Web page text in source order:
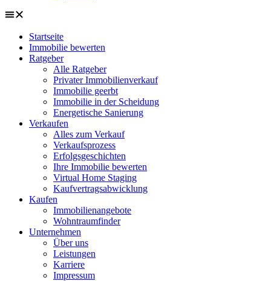
Startseite
Immobilie bewerten
Ratgeber
Alle Ratgeber
Privater Immobilienverkauf
Immobilie geerbt
Immobilie in der Scheidung
Energetische Sanierung
Verkaufen
Alles zum Verkauf
Verkaufsprozess
Erfolgsgeschichten
Ihre Immobilie bewerten
Virtual Home Staging
Kaufvertragsabwicklung
Kaufen
Immobilienangebote
Wohntraumfinder
Unternehmen
Über uns
Leistungen
Karriere
Impressum